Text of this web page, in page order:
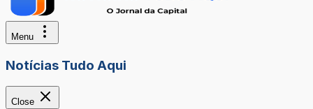
Menu
Notícias Tudo Aqui
Close